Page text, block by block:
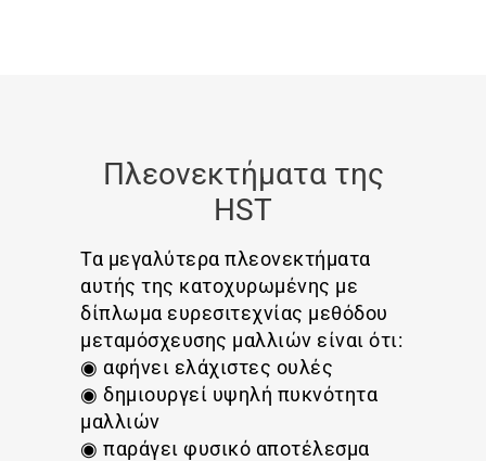
Πλεονεκτήματα της
HST
Τα μεγαλύτερα πλεονεκτήματα
αυτής της κατοχυρωμένης με
δίπλωμα ευρεσιτεχνίας μεθόδου
μεταμόσχευσης μαλλιών είναι ότι:
◉ αφήνει ελάχιστες ουλές
◉ δημιουργεί υψηλή πυκνότητα
μαλλιών
◉ παράγει φυσικό αποτέλεσμα